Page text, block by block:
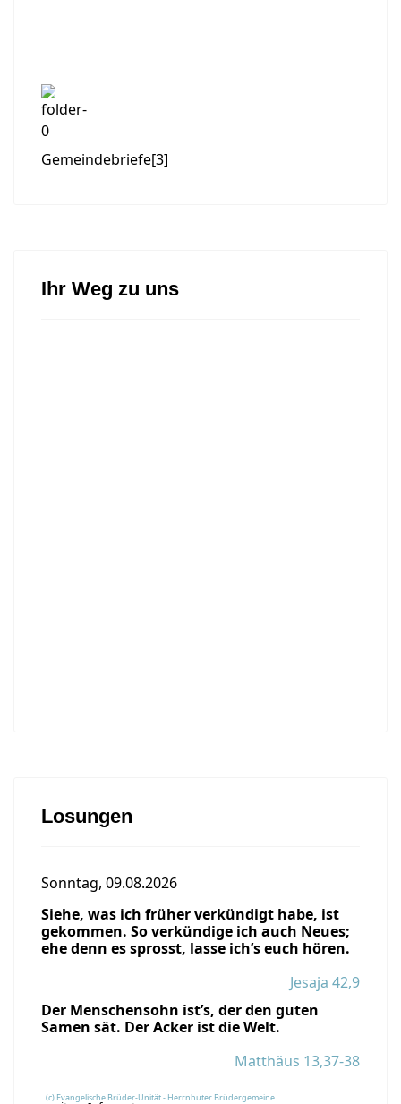
Gemeindebriefe[3]
Ihr Weg zu uns
Losungen
Sonntag, 09.08.2026
Siehe, was ich früher verkündigt habe, ist
gekommen. So verkündige ich auch Neues;
ehe denn es sprosst, lasse ich’s euch hören.
Jesaja 42,9
Der Menschensohn ist’s, der den guten
Samen sät. Der Acker ist die Welt.
Matthäus 13,37-38
(c) Evangelische Brüder-Unität - Herrnhuter Brüdergemeine